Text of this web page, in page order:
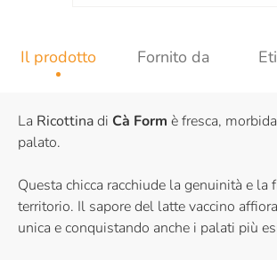
Il prodotto Fornito da
La Ricottinadi Cà Form è fresca,
palato.
Questa chicca racchiude la genuinità e la
territorio. Il sapore del latte vaccino
unica e conquistando anche i palati più